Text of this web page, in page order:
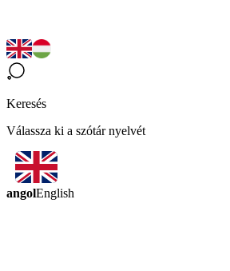
Keresés
Válassza ki a szótár nyelvét
angolEnglish